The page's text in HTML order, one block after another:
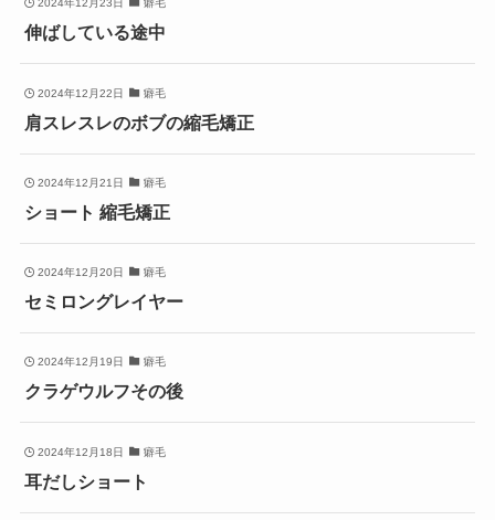
2024年12月23日 癖毛
伸ばしている途中
2024年12月22日 癖毛
肩スレスレのボブの縮毛矯正
2024年12月21日 癖毛
ショート 縮毛矯正
2024年12月20日 癖毛
セミロングレイヤー
2024年12月19日 癖毛
クラゲウルフその後
2024年12月18日 癖毛
耳だしショート